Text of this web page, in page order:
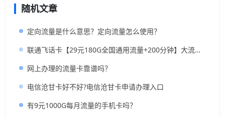
随机文章
定向流量是什么意思？定向流量怎么使用？
联通飞话卡【29元180G全国通用流量+200分钟】大流量低月租神卡推荐
网上办理的流量卡靠谱吗？
电信沧甘卡好不好?电信沧甘卡申请办理入口
有9元1000G每月流量的手机卡吗？